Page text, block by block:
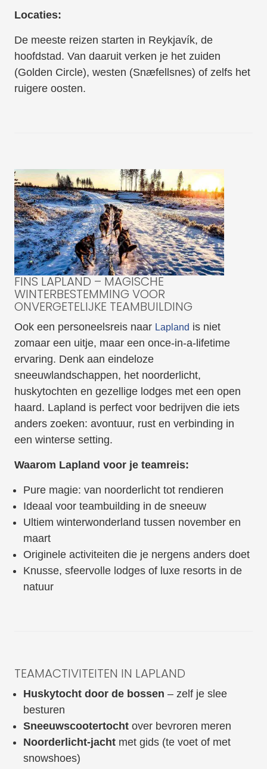
Locaties:
De meeste reizen starten in Reykjavík, de
hoofdstad. Van daaruit verken je het zuiden
(Golden Circle), westen (Snæfellsnes) of zelfs het
ruigere oosten.
FINS LAPLAND – MAGISCHE
WINTERBESTEMMING VOOR
ONVERGETELIJKE TEAMBUILDING
Ook een personeelsreis naar Lapland is niet
zomaar een uitje, maar een once-in-a-lifetime
ervaring. Denk aan eindeloze
sneeuwlandschappen, het noorderlicht,
huskytochten en gezellige lodges met een open
haard. Lapland is perfect voor bedrijven die iets
anders zoeken: avontuur, rust en verbinding in
een winterse setting.
Waarom Lapland voor je teamreis:
Pure magie: van noorderlicht tot rendieren
Ideaal voor teambuilding in de sneeuw
Ultiem winterwonderland tussen november en
maart
Originele activiteiten die je nergens anders doet
Knusse, sfeervolle lodges of luxe resorts in de
natuur
TEAMACTIVITEITEN IN LAPLAND
Huskytocht door de bossen – zelf je slee
besturen
Sneeuwscootertochtover bevroren meren
Noorderlicht-jachtmet gids (te voet of met
snowshoes)